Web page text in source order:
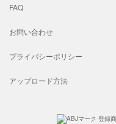
FAQ
お問い合わせ
プライバシーポリシー
アップロード方法